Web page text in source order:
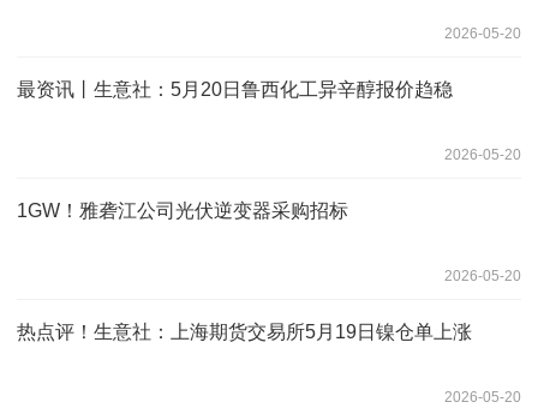
2026-05-20
最资讯丨生意社：5月20日鲁西化工异辛醇报价趋稳
2026-05-20
1GW！雅砻江公司光伏逆变器采购招标
2026-05-20
热点评！生意社：上海期货交易所5月19日镍仓单上涨
2026-05-20